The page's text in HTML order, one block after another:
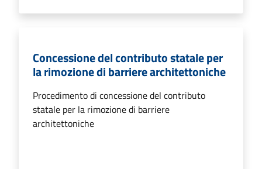
Concessione del contributo statale per
la rimozione di barriere architettoniche
Procedimento di concessione del contributo
statale per la rimozione di barriere
architettoniche